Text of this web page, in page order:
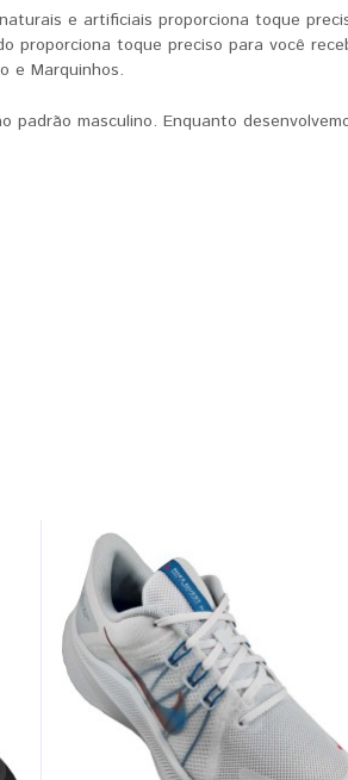
e artificiais proporciona toque
toque preciso para você
e Marquinhos.
masculino. Enquanto